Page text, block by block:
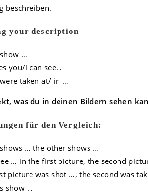
beschreiben.
your description
…
you/I can see…
taken at/ in …
was du in deinen Bildern sehen
für den Vergleich:
… the other shows …
… in the first picture, the second
picture was shot …, the second was
show …